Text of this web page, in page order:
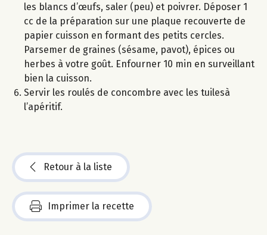
les blancs d’œufs, saler (peu) et poivrer. Déposer 1
cc de la préparation sur une plaque recouverte de
papier cuisson en formant des petits cercles.
Parsemer de graines (sésame, pavot), épices ou
herbes à votre goût. Enfourner 10 min en surveillant
bien la cuisson.
Servir les roulés de concombre avec les tuilesà
l’apéritif.
Retour à la liste
Imprimer la recette